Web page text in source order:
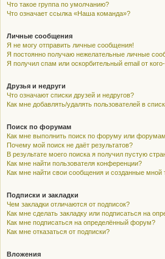
Что такое группа по умолчанию?
Что означает ссылка «Наша команда»?
Личные сообщения
Я не могу отправить личные сообщения!
Я постоянно получаю нежелательные личные
Я получил спам или оскорбительный email от
Друзья и недруги
Что означают списки друзей и недругов?
Как мне добавлять/удалять пользователей в
Поиск по форумам
Как мне выполнить поиск по форуму или
Почему мой поиск не даёт результатов?
В результате моего поиска я получил пустую
Как мне найти пользователя конференции?
Как мне найти свои сообщения и созданные мной
Подписки и закладки
Чем закладки отличаются от подписок?
Как мне сделать закладку или подписаться на
Как мне подписаться на определённый форум?
Как мне отказаться от подписки?
Вложения